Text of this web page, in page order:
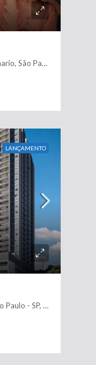
R. Jorge Augusto, 624 - Vila Centenario, São Paulo - SP, 03645-000
LANÇAMENTO
R. Joaquim Marra - Vila Matilde, São Paulo - SP, Brasil